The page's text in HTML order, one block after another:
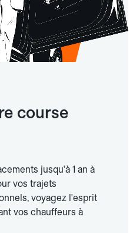
course
jusqu'à 1 an à
vos trajets
voyagez l'esprit
vos chauffeurs à